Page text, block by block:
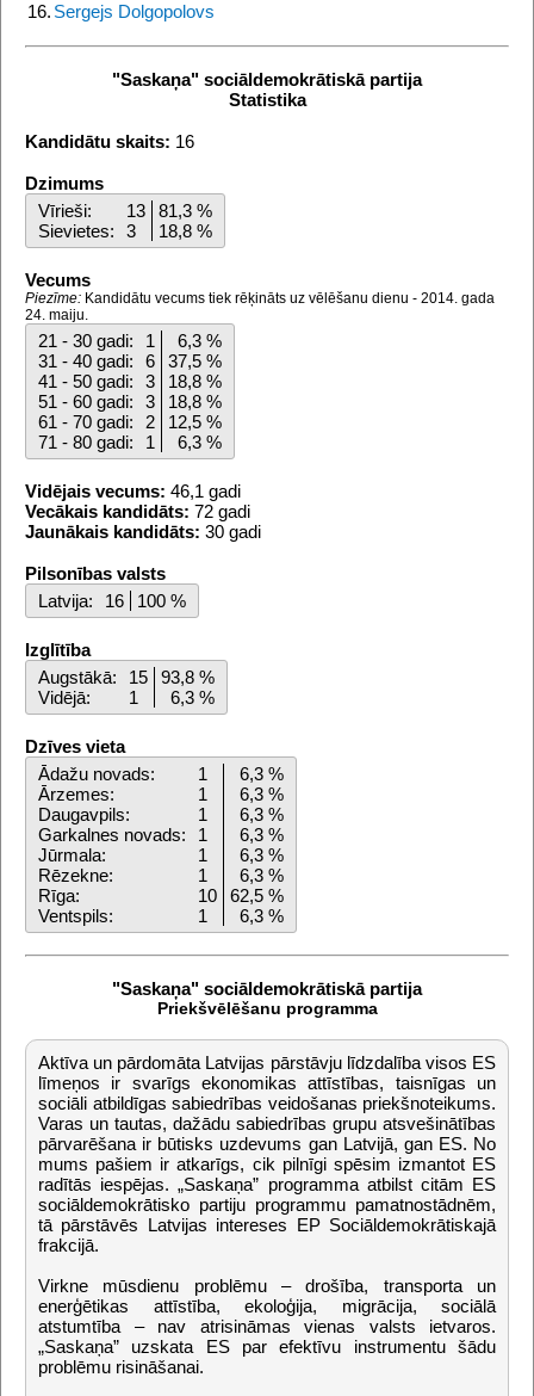
16. Sergejs Dolgopolovs
"Saskaņa" sociāldemokrātiskā partija
Statistika
Kandidātu skaits: 16
Dzimums
Vīrieši:
13
81,3 %
Sievietes:
3 18,8 %
Vecums
Piezīme: Kandidātu vecums tiek rēķināts uz vēlēšanu dienu - 2014. gada
24. maiju.
21 - 30 gadi: 1
6,3 %
31 - 40 gadi:
6
37,5 %
41 - 50 gadi:
3
18,8 %
51 - 60 gadi:
3
18,8 %
61 - 70 gadi:
2
12,5 %
71 - 80 gadi:
1 6,3 %
Vidējais vecums: 46,1 gadi
Vecākais kandidāts: 72 gadi
Jaunākais kandidāts: 30 gadi
Pilsonības valsts
Latvija:
16 100 %
Izglītība
Augstākā:
15
93,8 %
Vidējā:
1 6,3 %
Dzīves vieta
Ādažu novads:
1
6,3 %
Ārzemes:
1
6,3 %
Daugavpils:
1
6,3 %
Garkalnes novads:
1
6,3 %
Jūrmala:
1
6,3 %
Rēzekne:
1
6,3 %
Rīga:
10
62,5 %
Ventspils:
1 6,3 %
"Saskaņa" sociāldemokrātiskā partija
Priekšvēlēšanu programma
Aktīva un pārdomāta Latvijas pārstāvju līdzdalība visos ES
līmeņos ir svarīgs ekonomikas attīstības, taisnīgas un
sociāli atbildīgas sabiedrības veidošanas priekšnoteikums.
Varas un tautas, dažādu sabiedrības grupu atsvešinātības
pārvarēšana ir būtisks uzdevums gan Latvijā, gan ES. No
mums pašiem ir atkarīgs, cik pilnīgi spēsim izmantot ES
radītās iespējas. „Saskaņa” programma atbilst citām ES
sociāldemokrātisko partiju programmu pamatnostādnēm,
tā pārstāvēs Latvijas intereses EP Sociāldemokrātiskajā
frakcijā.
Virkne mūsdienu problēmu – drošība, transporta un
enerģētikas attīstība, ekoloģija, migrācija, sociālā
atstumtība – nav atrisināmas vienas valsts ietvaros.
„Saskaņa” uzskata ES par efektīvu instrumentu šādu
problēmu risināšanai.